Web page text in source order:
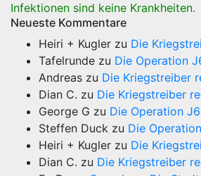
Infektionen sind keine Krankheiten.
Neueste Kommentare
Heiri + Kugler zu Die
Tafelrunde zu Die Operation
Andreas zu Die Kriegstreiber
Dian C. zu Die Kriegstreiber
George G zu Die Operation J6
Steffen Duck zu Die
Heiri + Kugler zu Die
Dian C. zu Die Kriegstreiber